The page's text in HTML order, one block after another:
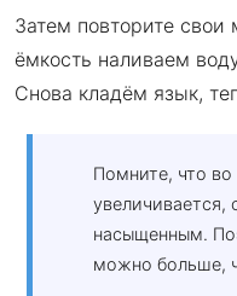
Затем повторите
ёмкость наливаем
Снова кладём язык,
Помните, что
увеличивается,
насыщенным.
можно больше,